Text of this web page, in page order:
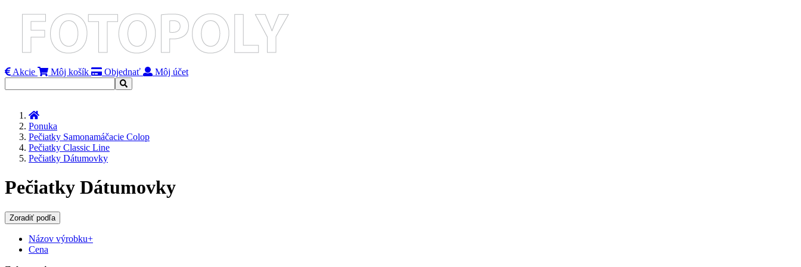
Akcie Môj košík Objednať Môj účet
Úvod
Ponuka
Pečiatky Samonamáčacie Colop
Pečiatky Classic Line
Pečiatky Dátumovky
Pečiatky Dátumovky
Zoradiť podľa
Názov výrobku+
Cena